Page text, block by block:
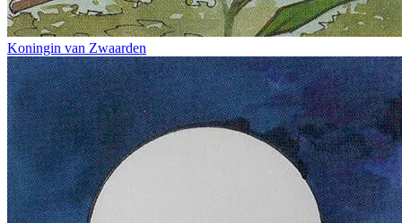
Koningin van Zwaarden